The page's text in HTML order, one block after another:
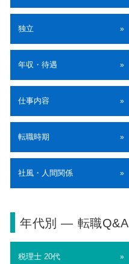
独立 »
年収・待遇 »
仕事内容 »
転職時期 »
社風・人間関係 »
年代別 ― 転職Q&A
税理士 20代 »